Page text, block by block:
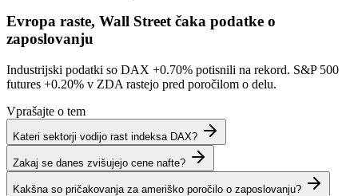
Evropa raste, Wall Street čaka podatke o
zaposlovanju
Industrijski podatki so DAX +0.70% potisnili na rekord. S&P 500
futures +0.20% v ZDA rastejo pred poročilom o delu.
Vprašajte o tem
Kateri sektorji vodijo rast indeksa DAX?
Zakaj se danes zvišujejo cene nafte?
Kakšna so pričakovanja za ameriško poročilo o zaposlovanju?